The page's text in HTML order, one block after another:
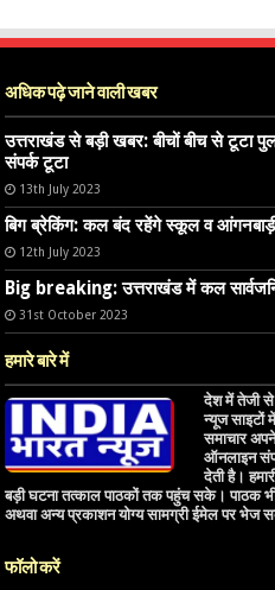
अधिक पढ़े जाने वाली खबर
उत्तराखंड से बड़ी खबर: बीचों बीच से टूटा
संपर्क टूटा
13th July 2023
बिग ब्रेकिंग: कल बंद रहेंगे स्कूल व
12th July 2023
Big breaking: उत्तराखंड में कल
31st October 2023
हमारे बारे में
देश में तेजी से
न्यूज साइटों
समाचार
ऑनलाइन
देती है।
बड़ी घटना तत्काल पाठकों तक पहुंच सके। पाठक
अथवा अन्य प्रकाशन योग्य सामग्री ईमेल पर भेज
फॉलो करें